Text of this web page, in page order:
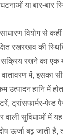
या बार-बार
वियोग से
रखरखाव की
सक्रिय रखने का एक
वातावरण में, इसका
हानि में
ट्रांसफार्मर-फेड
वाली सुविधाओं में
ऊर्जा बढ़ जाती है,